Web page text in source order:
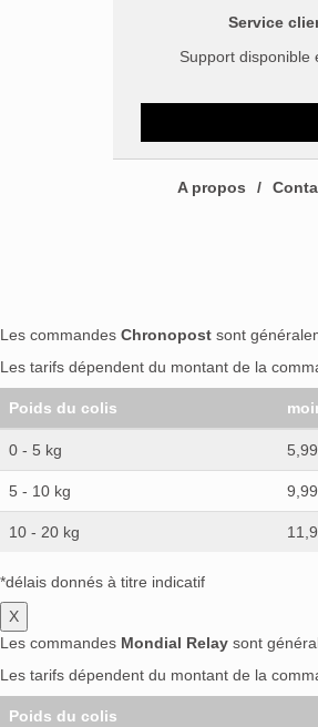
Service
Support disponible
A propos
Les commandes Chronopost sont
Les tarifs dépendent du montant de la
Poids du colis
0 - 5 kg
5 - 10 kg
10 - 20 kg
*délais donnés à titre indicatif
X
Les commandes Mondial Relay sont
Les tarifs dépendent du montant de la
Poids du colis